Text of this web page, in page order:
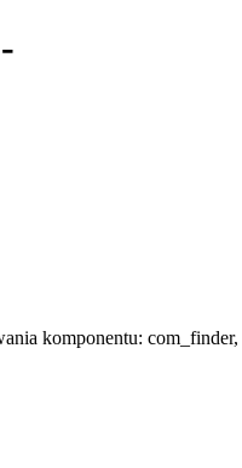
komponentu: com_finder,